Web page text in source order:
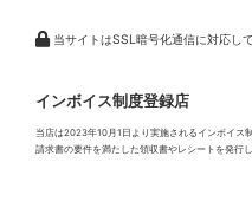
当サイトはSSL暗号化通信に対応し
インボイス制度登録店
当店は2023年10月1日より実施されるインボイス
請求書の要件を満たした領収書やレシートを発行